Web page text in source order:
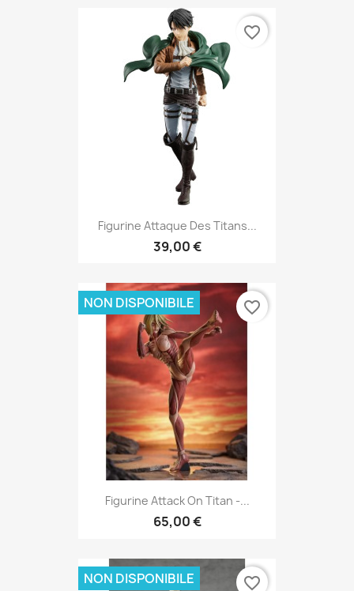
Figurine Attaque Des Titans...
39,00 €
favorite_border
Figurine Attack On Titan -...
65,00 €
NON DISPONIBILE favorite_border
NON DISPONIBILE favorite_border